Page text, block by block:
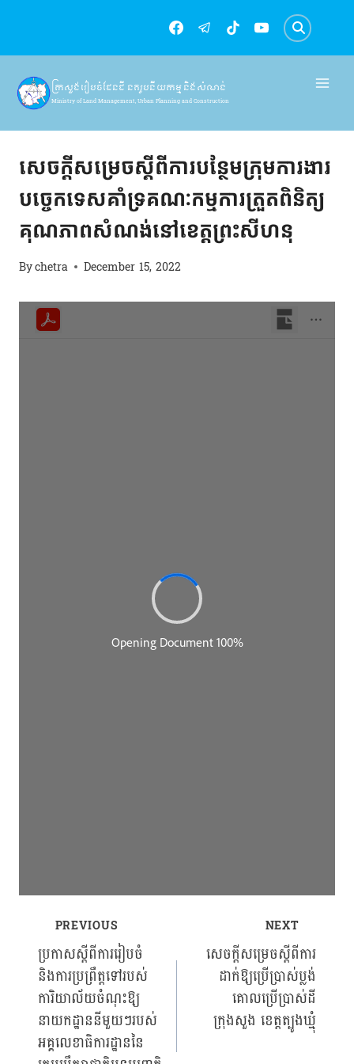
content
ក្រសួងរៀបចំដែនដី នគរូបនីយកម្ម និងសំណង់
Ministry of Land Management, Urban Planning and Construction
សេចក្ដីសម្រេចស្ដីពីការបន្ថែមក្រុមការងារ
បច្ចេកទេសគាំទ្រគណៈកម្មការត្រួតពិនិត្យ
គុណភាពសំណង់នៅខេត្តព្រះសីហនុ
Bychetra December 15, 2022
Post
navigation
PREVIOUS
ប្រកាស​ស្ដីពី​ការរៀបចំ
និង​ការប្រព្រឹត្តទៅ​របស់​
ការិយាល័យ​ចំណុះ​ឱ្យ
នាយក​ដ្ឋាននីមួយៗ​របស់​
អគ្គលេខាធិការដ្ឋាន​នៃ​
NEXT
សេចក្ដីសម្រេចស្ដីពីការ
ដាក់ឱ្យប្រើប្រាស់ប្លង់
គោលប្រើប្រាស់ដី
ក្រុងសួង ខេត្តត្បូងឃ្មុំ